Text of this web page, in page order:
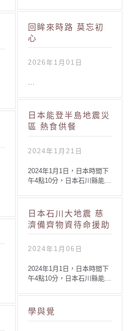
回眸來時路 莫忘初
心
2026年1月01日
…
日本能登半島地震災
區 熱食供餐
2024年1月21日
2024年1月1日，日本時間下
午4點10分，日本石川縣能…
日本石川大地震 慈
濟備齊物資待命援助
2024年1月06日
2024年1月1日，日本時間下
午4點10分，日本石川縣能…
學與覺